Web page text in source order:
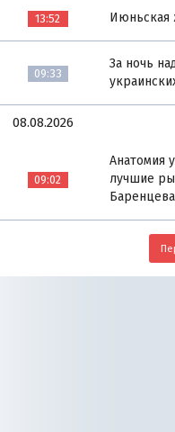
13:52 Июньская
09:33
За ночь
08.08.2026
09:02
Анатомия
лучшие